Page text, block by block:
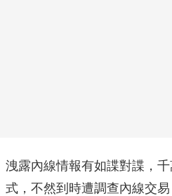
洩露內線情報有如諜對諜，
式，不然到時遭調查內線交